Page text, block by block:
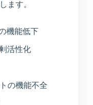
ます。
機能低下
活性化
の機能不全